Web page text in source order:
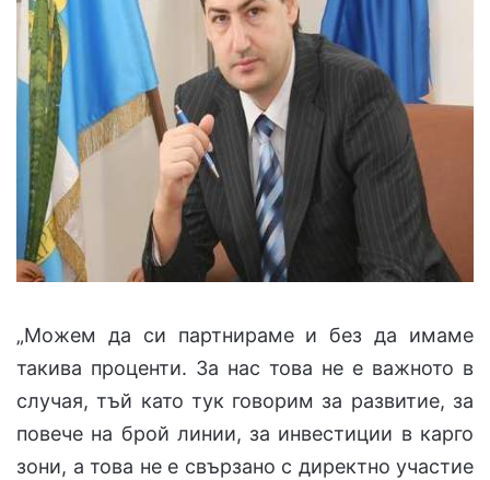
„Можем да си партнираме и без да имаме
такива проценти. За нас това не е важното в
случая, тъй като тук говорим за развитие, за
повече на брой линии, за инвестиции в карго
зони, а това не е свързано с директно участие